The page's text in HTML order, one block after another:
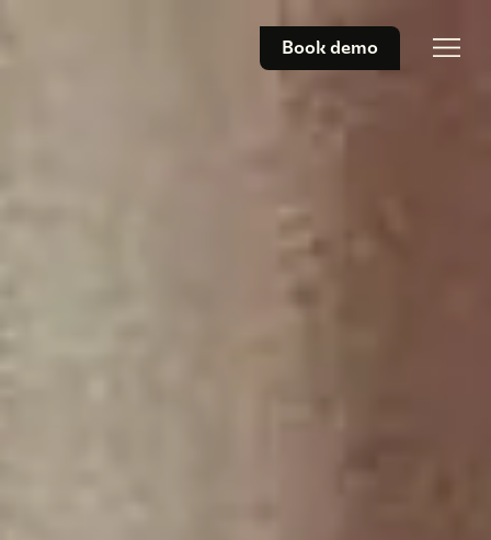
Book demo